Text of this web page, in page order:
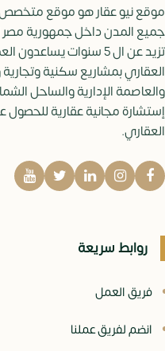
موقع نيو عقار هو موقع
جميع المدن داخل جمهورية مصر
تزيد عن ال 5 سنوات
العقاري بمشاريع سكنية
والعاصمة الإدارية والساحل
إستشارة مجانية عقارية
العقاري.
روابط سريعة
فريق العمل
انضم لفريق عملنا